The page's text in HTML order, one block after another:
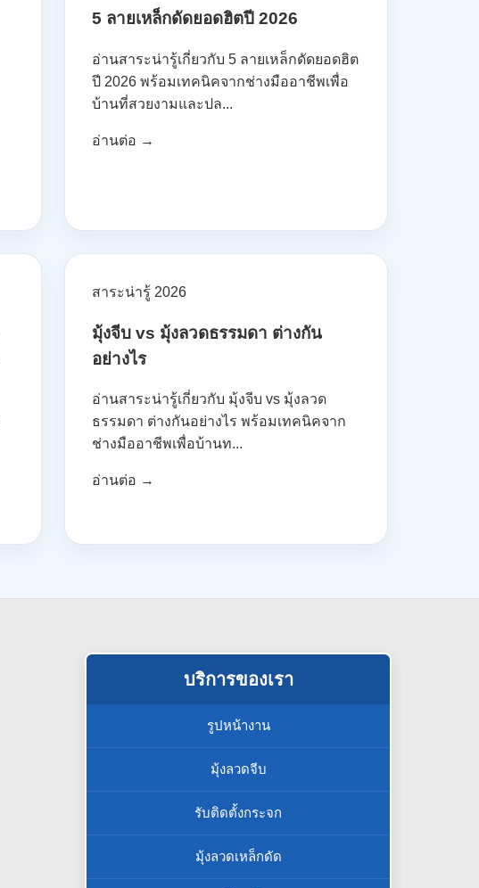
5 ลายเหล็กดัดยอดฮิตปี 2026
อ่านสาระน่ารู้เกี่ยวกับ 5 ลายเหล็กดัดยอดฮิต
ปี 2026 พร้อมเทคนิคจากช่างมืออาชีพเพื่อ
บ้านที่สวยงามและปล...
อ่านต่อ →
สาระน่ารู้ 2026
มุ้งจีบ vs มุ้งลวดธรรมดา ต่างกัน
อย่างไร
อ่านสาระน่ารู้เกี่ยวกับ มุ้งจีบ vs มุ้งลวด
ธรรมดา ต่างกันอย่างไร พร้อมเทคนิคจาก
ช่างมืออาชีพเพื่อบ้านท...
อ่านต่อ →
บริการของเรา
รูปหน้างาน
มุ้งลวดจีบ
รับติดตั้งกระจก
มุ้งลวดเหล็กดัด